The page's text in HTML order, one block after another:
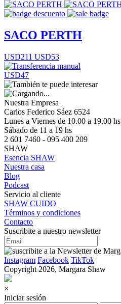
SACO PERTH
USD211 USD53
USD47
Nuestra Empresa
Carlos Federico Sáez 6524
Lunes a Viernes de 10.00 a 19.00 hs
Sábado de 11 a 19 hs
2 601 7460 - 095 400 209
SHAW
Esencia SHAW
Nuestra casa
Blog
Podcast
Servicio al cliente
SHAW CUIDO
Términos y condiciones
Contacto
Suscribite a nuestro newsletter
Instagram Facebook TikTok
Copyright 2026, Margara Shaw
×
Iniciar sesión